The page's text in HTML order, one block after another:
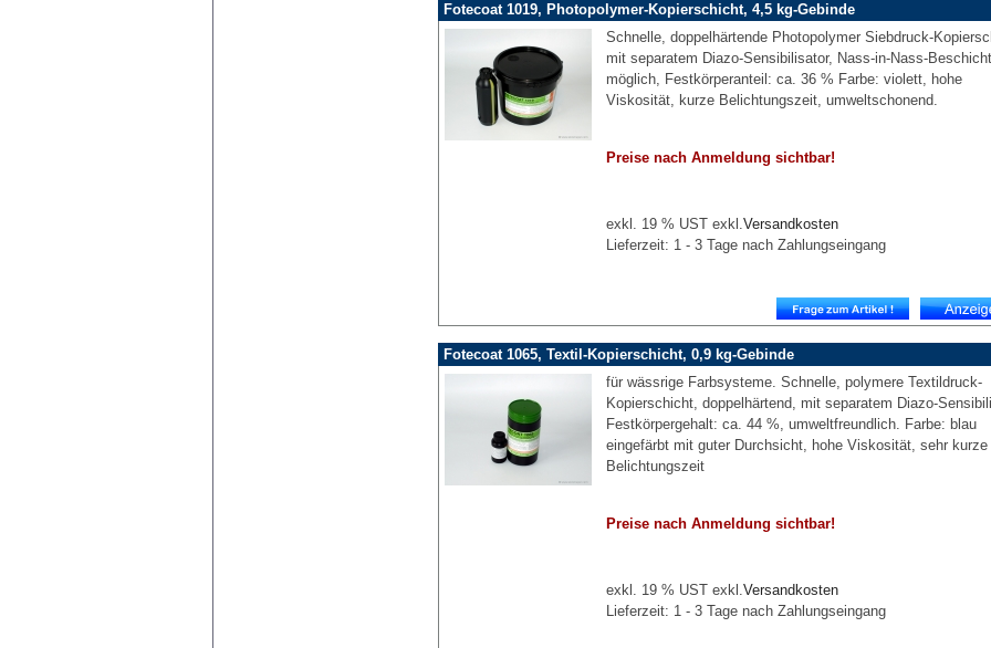
Fotecoat 1019, Photopolymer-Kopierschicht, 4,5 kg-Gebinde
Schnelle, doppelhärtende Photopolymer Siebdruck-
mit separatem Diazo-Sensibilisator, Nass-in-Nass-
möglich, Festkörperanteil: ca. 36 % Farbe: violett, hohe
Viskosität, kurze Belichtungszeit, umweltschonend.
Preise nach Anmeldung sichtbar!
exkl. 19 % UST exkl.Versandkosten
Lieferzeit: 1 - 3 Tage nach Zahlungseingang
Fotecoat 1065, Textil-Kopierschicht, 0,9 kg-Gebinde
für wässrige Farbsysteme. Schnelle, polymere Textildruck-
Kopierschicht, doppelhärtend, mit separatem Diazo-
Festkörpergehalt: ca. 44 %, umweltfreundlich. Farbe: blau
eingefärbt mit guter Durchsicht, hohe Viskosität, sehr kurze
Belichtungszeit
Preise nach Anmeldung sichtbar!
exkl. 19 % UST exkl.Versandkosten
Lieferzeit: 1 - 3 Tage nach Zahlungseingang